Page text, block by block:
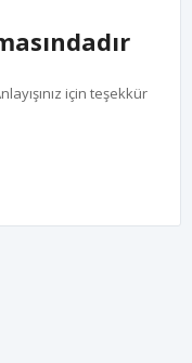
için teşekkür